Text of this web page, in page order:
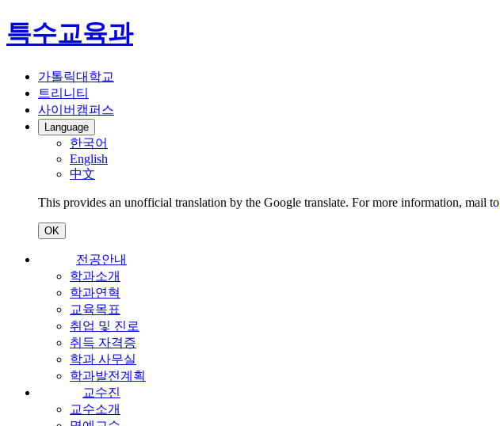
특수교육과
가톨릭대학교
트리니티
사이버캠퍼스
Language
한국어
English
中文
This provides an unofficial translation by the Google translate. For more information, mail to
OK
전공안내
학과소개
학과연혁
교육목표
취업 및 진로
취득 자격증
학과 사무실
학과발전계획
교수진
교수소개